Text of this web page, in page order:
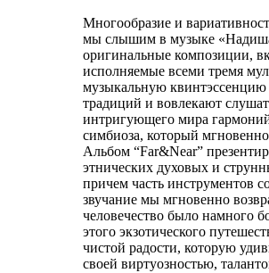
Многообразие и
мы слышим в музыке
оригинальные композиции,
исполняемые всеми тремя
музыкальную
традиций и вовлекают
интригующего мира
симбиоза, который
Альбом “Far&Near”
этнических духовых и
причем часть инструментов
звучание мы мгновенно
человечество было намного
этого экзотического
чистой радости, которую
своей виртуозностью,